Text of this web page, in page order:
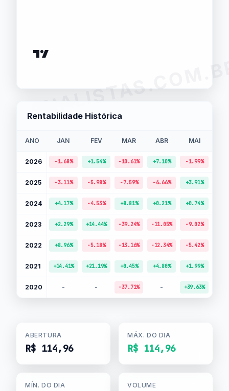
Rentabilidade Histórica
ANO JAN FEV MAR ABR MAI
2026 -1.68% +1.54% -10.61% +7.10% -1.99%
2025 -3.11% -5.98% -7.59% -6.66% +3.91%
2024 +4.17% -4.53% +8.81% +0.21% +0.74%
2023 +2.29% +14.44% -39.24% -11.05% -9.02%
2022 +8.96% -5.18% -13.16% -12.34% -5.42%
2021 +14.41% +21.19% +0.45% +4.80% +1.99%
2020 - - -37.71% - +39.63%
ABERTURA
R$ 114,96
MÁX. DO DIA
R$ 114,96
MÍN. DO DIA VOLUME